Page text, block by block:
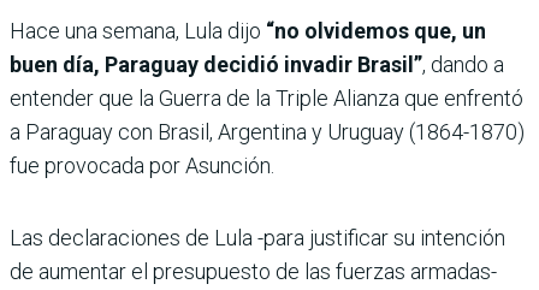
Hace una semana, Lula dijo “no olvidemos que, un
buen día, Paraguay decidió invadir Brasil”, dando a
entender que la Guerra de la Triple Alianza que enfrentó
a Paraguay con Brasil, Argentina y Uruguay (1864-1870)
fue provocada por Asunción.
Las declaraciones de Lula -para justificar su intención
de aumentar el presupuesto de las fuerzas armadas-